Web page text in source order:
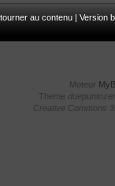
au contenu | Version
Moteur
Theme
Creative Commons